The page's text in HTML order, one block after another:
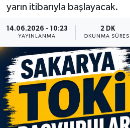
yarın itibarıyla başlayacak.
14.06.2026 - 10:23
YAYINLANMA
2 DK
OKUNMA SÜRESI